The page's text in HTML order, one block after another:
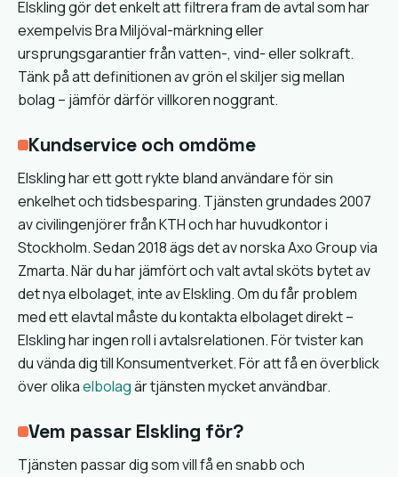
Elskling gör det enkelt att filtrera fram de avtal som har
exempelvis Bra Miljöval-märkning eller
ursprungsgarantier från vatten-, vind- eller solkraft.
Tänk på att definitionen av grön el skiljer sig mellan
bolag – jämför därför villkoren noggrant.
Kundservice och omdöme
Elskling har ett gott rykte bland användare för sin
enkelhet och tidsbesparing. Tjänsten grundades 2007
av civilingenjörer från KTH och har huvudkontor i
Stockholm. Sedan 2018 ägs det av norska Axo Group via
Zmarta. När du har jämfört och valt avtal sköts bytet av
det nya elbolaget, inte av Elskling. Om du får problem
med ett elavtal måste du kontakta elbolaget direkt –
Elskling har ingen roll i avtalsrelationen. För tvister kan
du vända dig till Konsumentverket. För att få en överblick
över olikaelbolagär tjänsten mycket användbar.
Vem passar Elskling för?
Tjänsten passar dig som vill få en snabb och